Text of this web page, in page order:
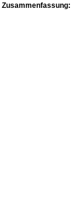
Zusammenfassung: